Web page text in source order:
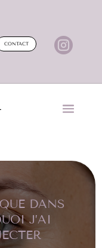
CONTACT 
DANS
J’AI